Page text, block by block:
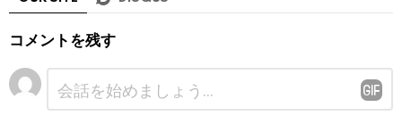
コメントを残す